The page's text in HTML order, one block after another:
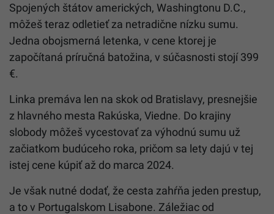
Spojených štátov amerických, Washingtonu D.C.,
môžeš teraz odletieť za netradične nízku sumu.
Jedna obojsmerná letenka, v cene ktorej je
započítaná príručná batožina, v súčasnosti stojí 399
€.
Linka premáva len na skok od Bratislavy, presnejšie
z hlavného mesta Rakúska, Viedne. Do krajiny
slobody môžeš vycestovať za výhodnú sumu už
začiatkom budúceho roka, pričom sa lety dajú v tej
istej cene kúpiť až do marca 2024.
Je však nutné dodať, že cesta zahŕňa jeden prestup,
a to v Portugalskom Lisabone. Záležiac od